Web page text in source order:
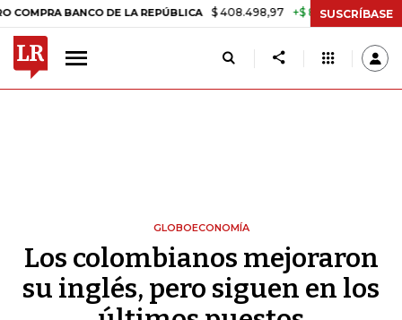
BANCO DE LA REPÚBLICA $ 408.498,97 +$ 8.753,81 +2,19%
SUSCRÍBASE
GLOBOECONOMÍA
Los colombianos mejoraron
su inglés, pero siguen en los